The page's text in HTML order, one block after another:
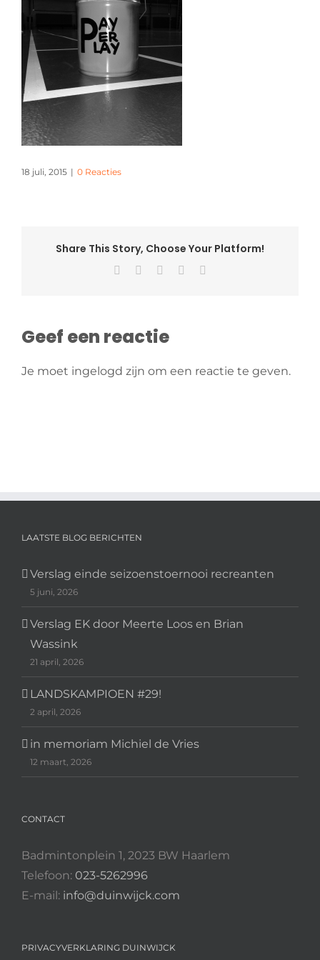
18 juli, 2015 | 0 Reacties
Share This Story, Choose Your Platform!
Facebook Pinterest
Geef een reactie
Je moet ingelogd zijn om een reactie te geven.
LAATSTE BLOG BERICHTEN
Verslag einde seizoenstoernooi recreanten
5 juni, 2026
Verslag EK door Meerte Loos en Brian
Wassink
21 april, 2026
LANDSKAMPIOEN #29!
2 april, 2026
in memoriam Michiel de Vries
12 maart, 2026
CONTACT
Badmintonplein 1, 2023 BW Haarlem
Telefoon: 023-5262996
E-mail: info@duinwijck.com
PRIVACYVERKLARING DUINWIJCK